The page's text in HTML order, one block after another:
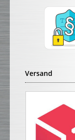
Versand